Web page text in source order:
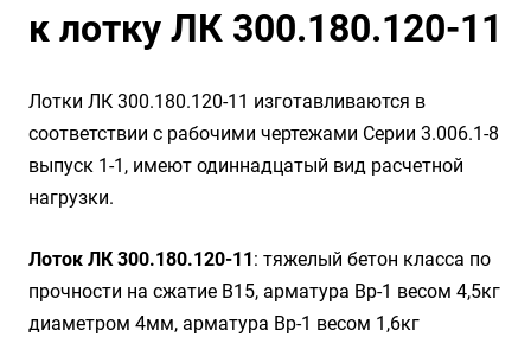
к лотку ЛК 300.180.120-11
Лотки ЛК 300.180.120-11 изготавливаются в
соответствии с рабочими чертежами Серии 3.006.1-8
выпуск 1-1, имеют одиннадцатый вид расчетной
нагрузки.
Лоток ЛК 300.180.120-11: тяжелый бетон класса по
прочности на сжатие B15, арматура Вр-1 весом 4,5кг
диаметром 4мм, арматура Вр-1 весом 1,6кг